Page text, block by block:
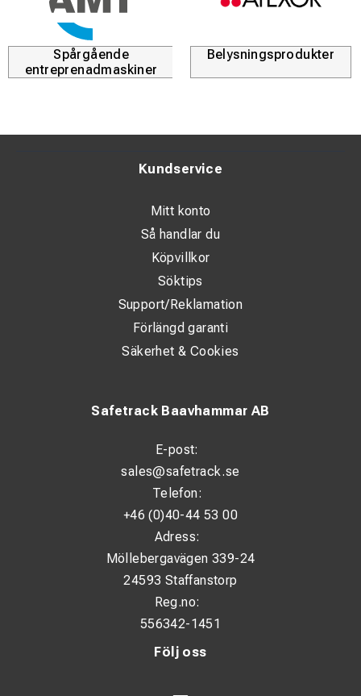
Spårgående
entreprenadmaskiner
Belysningsprodukter
Följ oss
Safetrack Baavhammar AB
E-post:
sales@safetrack.se
Telefon:
+46 (0)40-44 53 00
Adress:
Möllebergavägen 339-24
24593 Staffanstorp
Reg.no:
556342-1451
Kundservice
Mitt konto
Så handlar du
Köpvillkor
Söktips
Support/Reklamation
Förlängd garanti
Säkerhet & Cookies